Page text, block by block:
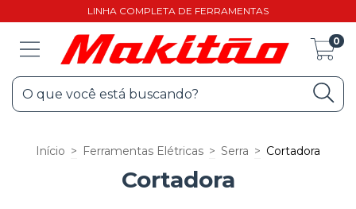
LINHA COMPLETA DE FERRAMENTAS
0
Início > Ferramentas Elétricas > Serra > Cortadora
Cortadora